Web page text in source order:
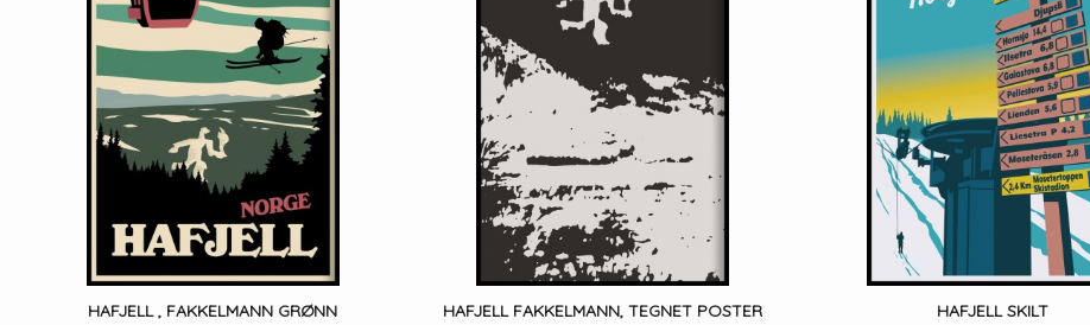
HAFJELL , FAKKELMANN GRØNN HAFJELL FAKKELMANN, TEGNET POSTER HAFJELL SKILT